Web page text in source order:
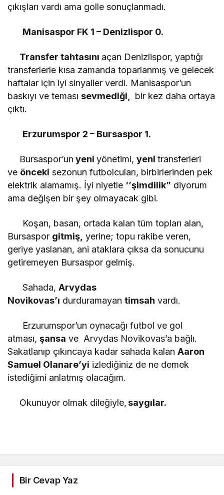
çıkışları vardı ama golle sonuçlanmadı.
Manisaspor FK 1 – Denizlispor 0.
Transfer tahtasını açan Denizlispor, yaptığı
transferlerle kısa zamanda toparlanmış ve gelecek
haftalar için iyi sinyaller verdi. Manisaspor’un
baskıyı ve temasısevmediği,
bir kez daha ortaya
çıktı.
Erzurumspor 2 – Bursaspor 1.
Bursaspor’un yeniyönetimi,yenitransferleri
ve önceki sezonun futbolcuları, birbirlerinden pek
elektrik alamamış. İyi niyetle ‘’şimdilik” diyorum
ama değişen bir şey olmayacak gibi.
Koşan, basan, ortada kalan tüm topları alan,
Bursaspor gitmiş, yerine; topu rakibe veren,
geriye yaslanan, ani ataklara çıksa da sonucunu
getiremeyen Bursaspor gelmiş.
Sahada,Arvydas
Novikovas’ı durduramayantimsah vardı.
Erzurumspor’un oynacağı futbol ve gol
atması,şansa ve Arvydas Novikovas’a bağlı.
Sakatlanıp çıkıncaya kadar sahada kalanAaron
Samuel Olanare’yi izlediğiniz de ne demek
istediğimi anlatmış olacağım.
Okunuyor olmak dileğiyle,saygılar.
Bir Cevap Yaz